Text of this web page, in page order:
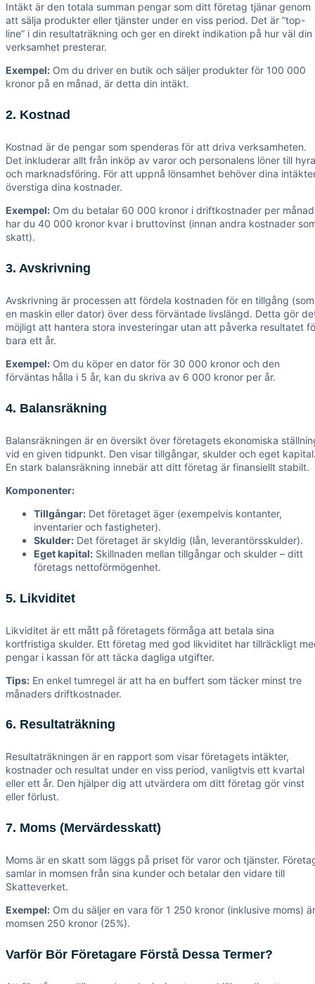
Intäkt är den totala summan pengar som ditt företag tjänar genom
att sälja produkter eller tjänster under en viss period. Det är ”top-
line” i din resultaträkning och ger en direkt indikation på hur väl din
verksamhet presterar.
Exempel: Om du driver en butik och säljer produkter för 100 000
kronor på en månad, är detta din intäkt.
2. Kostnad
Kostnad är de pengar som spenderas för att driva verksamheten.
Det inkluderar allt från inköp av varor och personalens löner till hyra
och marknadsföring. För att uppnå lönsamhet behöver dina
överstiga dina kostnader.
Exempel: Om du betalar 60 000 kronor i driftkostnader per månad
har du 40 000 kronor kvar i bruttovinst (innan andra kostnader
skatt).
3. Avskrivning
Avskrivning är processen att fördela kostnaden för en tillgång (som
en maskin eller dator) över dess förväntade livslängd. Detta gör
möjligt att hantera stora investeringar utan att påverka resultatet
bara ett år.
Exempel: Om du köper en dator för 30 000 kronor och den
förväntas hålla i 5 år, kan du skriva av 6 000 kronor per år.
4. Balansräkning
Balansräkningen är en översikt över företagets ekonomiska
vid en given tidpunkt. Den visar tillgångar, skulder och eget
En stark balansräkning innebär att ditt företag är finansiellt stabilt.
Komponenter:
Tillgångar: Det företaget äger (exempelvis kontanter,
inventarier och fastigheter).
Skulder: Det företaget är skyldig (lån, leverantörsskulder).
Eget kapital: Skillnaden mellan tillgångar och skulder – ditt
företags nettoförmögenhet.
5. Likviditet
Likviditet är ett mått på företagets förmåga att betala sina
kortfristiga skulder. Ett företag med god likviditet har tillräckligt
pengar i kassan för att täcka dagliga utgifter.
Tips: En enkel tumregel är att ha en buffert som täcker minst tre
månaders driftkostnader.
6. Resultaträkning
Resultaträkningen är en rapport som visar företagets intäkter,
kostnader och resultat under en viss period, vanligtvis ett kvartal
eller ett år. Den hjälper dig att utvärdera om ditt företag gör vinst
eller förlust.
7. Moms (Mervärdesskatt)
Moms är en skatt som läggs på priset för varor och tjänster.
samlar in momsen från sina kunder och betalar den vidare till
Skatteverket.
Exempel: Om du säljer en vara för 1 250 kronor (inklusive moms) är
momsen 250 kronor (25%).
Varför Bör Företagare Förstå Dessa Termer?